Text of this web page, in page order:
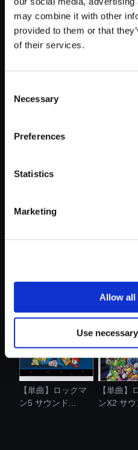
may combine it with other
provided to them or that
of their services.
Selection
Necessary
Preferences
Statistics
Marketing
Allow all
Use
コレク
S）
おすすめ商品
ン サウンド....
ブ ファイ
【単曲】ロックマ
ン5 サウンド...
【単曲】
ンX2 サウ